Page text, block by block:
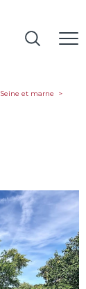
Seine et marne